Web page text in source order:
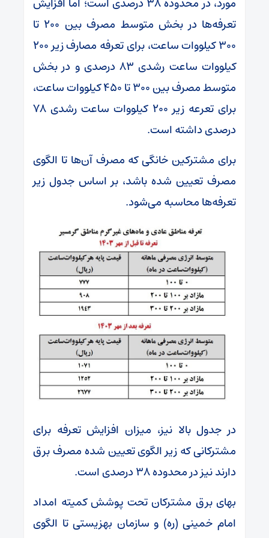
تعرفه‌ها در بخش متوسط مصرف بین ۲۰۰ تا
۳۰۰ کیلووات ساعت، برای تعرفه مصارف زیر ۲۰۰
کیلووات ساعت رشدی ۸۳ درصدی و در بخش
متوسط مصرف بین ۳۰۰ تا ۴۵۰ کیلووات ساعت،
برای تعرعه زیر ۲۰۰ کیلووات ساعت رشدی ۷۸
درصدی داشته است.
برای مشترکین خانگی که مصرف آن‌ها تا الگوی
مصرف تعیین شده باشد، بر اساس جدول زیر
تعرفه‌ها محاسبه می‌شود.
در جدول بالا نیز، میزان افزایش تعرفه برای
مشترکانی که زیر الگوی تعیین شده مصرف برق
دارند نیز در محدوده ۳۸ درصدی است.
بهای برق مشترکان تحت پوشش کمیته امداد
امام خمینی (ره) و سازمان بهزیستی تا الگوی